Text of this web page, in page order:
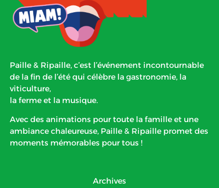
Paille & Ripaille, c’est l’événement incontournable
de la fin de l’été qui célèbre la gastronomie, la
viticulture,
la ferme et la musique.
Avec des animations pour toute la famille et une
ambiance chaleureuse, Paille & Ripaille promet des
moments mémorables pour tous !
Archives